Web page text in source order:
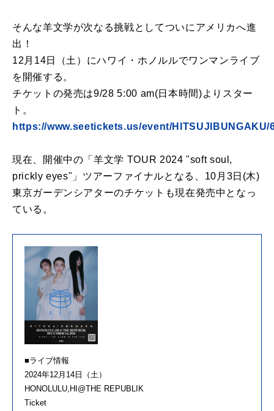
そんな羊文学が次なる挑戦としてついにアメリカへ進
出！
12月14日（土）にハワイ・ホノルルでワンマンライブ
を開催する。
チケットの発売は9/28 5:00 am(日本時間)よりスター
ト。
https://www.seetickets.us/event/HITSUJIBUNGAKU/
現在、開催中の「羊文学 TOUR 2024 "soft soul,
prickly eyes"」ツアーファイナルとなる、10月3日(木)
東京ガーデンシアターのチケットも現在発売中となっ
ている。
■ライブ情報
2024年12月14日（土）
HONOLULU,HI@THE REPUBLIK
Ticket